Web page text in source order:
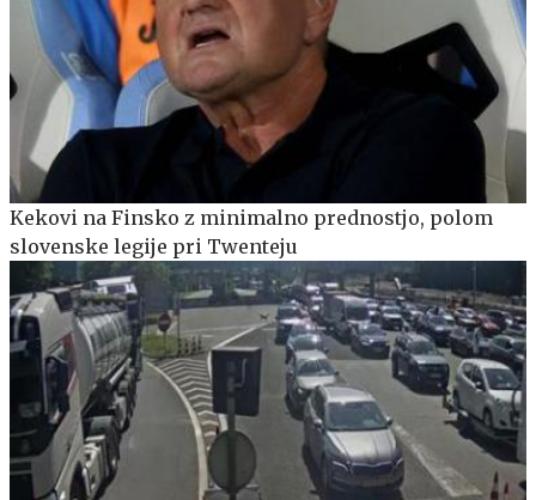
Kekovi na Finsko z minimalno prednostjo, polom
slovenske legije pri Twenteju